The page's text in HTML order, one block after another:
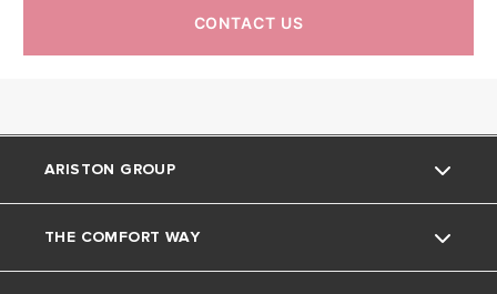
CONTACT US
ARISTON GROUP
Tentang Ariston
THE COMFORT WAY